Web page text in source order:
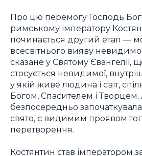
Про цю перемогу Господь Бог
римському імператору
починається другий етап —
всесвітнього вияву
сказане у Святому Євангелії,
стосується невидимої,
у якій живе людина і світ,
Богом, Спасителем і Творцем.
безпосередньо
свято, є видимим проявом
перетворення.
Костянтин став імператором